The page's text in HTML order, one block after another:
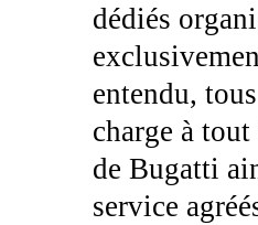
dédiés
entendu,
charge à
de Bugatti
service